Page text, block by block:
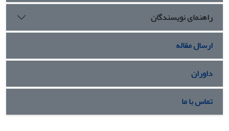
راهنمای نویسندگان
ارسال مقاله
داوران
تماس با ما